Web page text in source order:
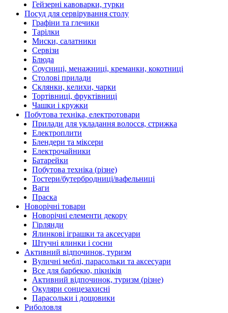
Гейзерні кавоварки, турки
Посуд для сервірування столу
Графіни та глечики
Тарілки
Миски, салатники
Сервізи
Блюда
Соусниці, менажниці, креманки, кокотниці
Столові прилади
Склянки, келихи, чарки
Тортівниці, фруктівниці
Чашки і кружки
Побутова техніка, електротовари
Прилади для укладання волосся, стрижка
Електроплити
Блендери та міксери
Електрочайники
Батарейки
Побутова техніка (різне)
Тостери/бутербродниці/вафельниці
Ваги
Праска
Новорічні товари
Новорічні елементи декору
Гірлянди
Ялинкові іграшки та аксесуари
Штучні ялинки і сосни
Активний відпочинок, туризм
Вуличні меблі, парасольки та аксесуари
Все для барбекю, пікніків
Активний відпочинок, туризм (різне)
Окуляри сонцезахисні
Парасольки і дощовики
Риболовля